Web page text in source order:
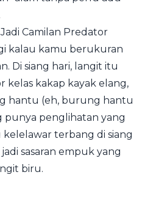
Camilan Predator
kalau kamu berukuran
Di siang hari, langit itu
kelas kakap kayak elang,
hantu (eh, burung hantu
punya penglihatan yang
kelelawar terbang di siang
sasaran empuk yang
biru.